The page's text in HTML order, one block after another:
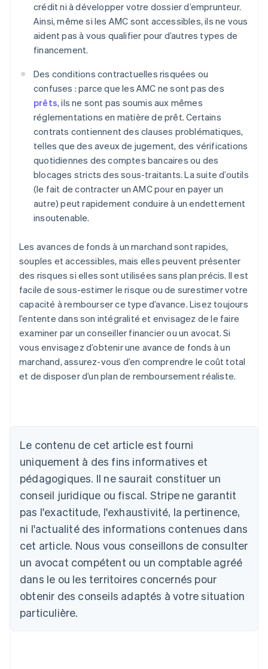
crédit ni à développer votre dossier d’emprunteur.
Ainsi, même si les AMC sont accessibles, ils ne vous
aident pas à vous qualifier pour d’autres types de
financement.
Des conditions contractuelles risquées ou
confuses : parce que les AMC ne sont pas des
prêts, ils ne sont pas soumis aux mêmes
réglementations en matière de prêt. Certains
contrats contiennent des clauses problématiques,
telles que des aveux de jugement, des vérifications
quotidiennes des comptes bancaires ou des
blocages stricts des sous-traitants. La suite d’outils
(le fait de contracter un AMC pour en payer un
autre) peut rapidement conduire à un endettement
insoutenable.
Les avances de fonds à un marchand sont rapides,
souples et accessibles, mais elles peuvent présenter
des risques si elles sont utilisées sans plan précis. Il est
facile de sous-estimer le risque ou de surestimer votre
capacité à rembourser ce type d’avance. Lisez toujours
l’entente dans son intégralité et envisagez de le faire
examiner par un conseiller financier ou un avocat. Si
vous envisagez d’obtenir une avance de fonds à un
marchand, assurez-vous d’en comprendre le coût total
et de disposer d’un plan de remboursement réaliste.
Le contenu de cet article est fourni
uniquement à des fins informatives et
pédagogiques. Il ne saurait constituer un
conseil juridique ou fiscal. Stripe ne garantit
pas l'exactitude, l'exhaustivité, la pertinence,
ni l'actualité des informations contenues dans
cet article. Nous vous conseillons de consulter
un avocat compétent ou un comptable agréé
dans le ou les territoires concernés pour
obtenir des conseils adaptés à votre situation
particulière.
Allemagne
Australie
English
Autriche
DeutschEnglish
Belgique
NederlandsFrançaisDeutschEnglish
Português English
Bulgarie
English
Canada
EnglishFrançais